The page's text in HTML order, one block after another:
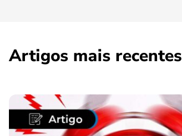
Artigos mais recentes